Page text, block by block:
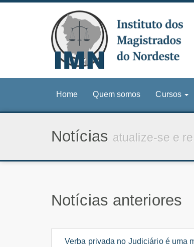
Home Quem somos Cursos
Notícias atualize-se e
Notícias anteriores
Verba privada no Judiciário é uma